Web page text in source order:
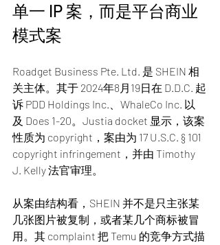
单一 IP 案，而是平台商业
模式案
Roadget Business Pte. Ltd. 是 SHEIN 相
关主体。其于 2024年8月19日在 D.D.C. 起
诉 PDD Holdings Inc.、WhaleCo Inc. 以
及 Does 1-20。Justia docket 显示，该案
性质为 copyright，案由为 17 U.S.C. § 101
copyright infringement，并由 Timothy
J. Kelly 法官审理。
从案由结构看，SHEIN 并不是只主张某
几张图片被复制，或者某几个商标被冒
用。其 complaint 把 Temu 的竞争方式描